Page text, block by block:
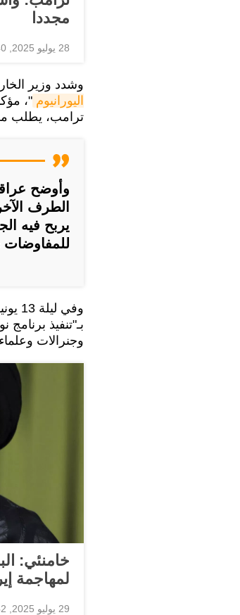
مجددا
28 يوليو 2025, 13:40 GMT
وشدد وزير
اليورانيوم "،
ترامب، يطلب
وأوضح
الطرف
يربح فيه
للمفاوضات
بـ"تنفيذ
وجنرالات
خامنئي:
لمهاجمة
29 يوليو 2025, 10:52 GMT